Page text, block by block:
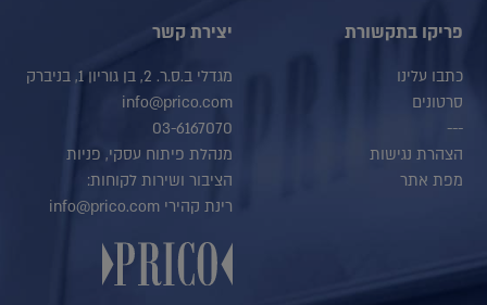
פריקו בתקשורת
כתבו עלינו
סרטונים
---
הצהרת נגישות
מפת אתר
יצירת קשר
מגדלי ב.ס.ר. 2, בן גוריון 1, בניברק
info@prico.com
03-6167070
מנהלת פיתוח עסקי, פניות
הציבור ושירות לקוחות:
רינת קהירי info@prico.com